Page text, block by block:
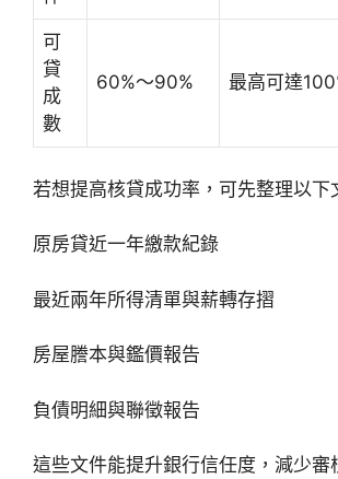
可
貸
成
數
60%～90% 最高可達
若想提高核貸成功率，可先整理以下
原房貸近一年繳款紀錄
最近兩年所得清單與薪轉存摺
房屋謄本與鑑價報告
負債明細與聯徵報告
這些文件能提升銀行信任度，減少審